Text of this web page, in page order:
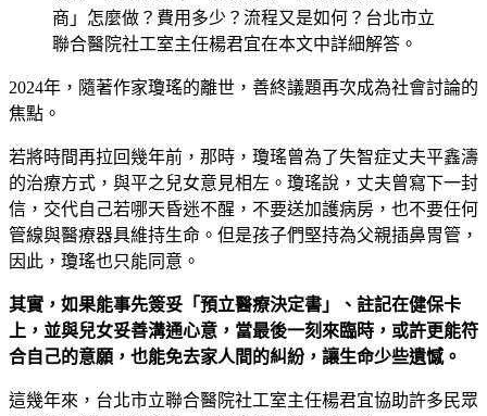
商」怎麼做？費用多少？流程又是如何？台北市立
聯合醫院社工室主任楊君宜在本文中詳細解答。
2024年，隨著作家瓊瑤的離世，善終議題再次成為社會討論的
焦點。
若將時間再拉回幾年前，那時，瓊瑤曾為了失智症丈夫平鑫濤
的治療方式，與平之兒女意見相左。瓊瑤說，丈夫曾寫下一封
信，交代自己若哪天昏迷不醒，不要送加護病房，也不要任何
管線與醫療器具維持生命。但是孩子們堅持為父親插鼻胃管，
因此，瓊瑤也只能同意。
其實，如果能事先簽妥「預立醫療決定書」、註記在健保卡
上，並與兒女妥善溝通心意，當最後一刻來臨時，或許更能符
合自己的意願，也能免去家人間的糾紛，讓生命少些遺憾。
這幾年來，台北市立聯合醫院社工室主任楊君宜協助許多民眾